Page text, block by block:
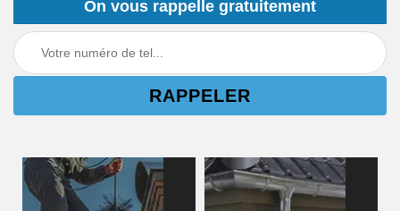
On vous rappelle gratuitement